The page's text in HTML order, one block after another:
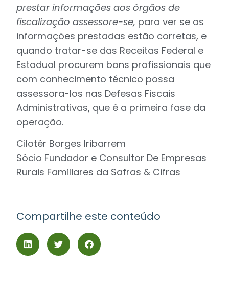
prestar informações aos órgãos de
fiscalização assessore-se, para ver se as
informações prestadas estão corretas, e
quando tratar-se das Receitas Federal e
Estadual procurem bons profissionais que
com conhecimento técnico possa
assessora-los nas Defesas Fiscais
Administrativas, que é a primeira fase da
operação.
Cilotér Borges Iribarrem
Sócio Fundador e Consultor De Empresas
Rurais Familiares da Safras & Cifras
Compartilhe este conteúdo